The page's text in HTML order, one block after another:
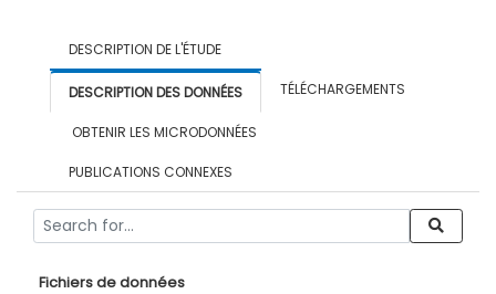
DESCRIPTION DE L'ÉTUDE
DESCRIPTION DES DONNÉES TÉLÉCHARGEMENTS
OBTENIR LES MICRODONNÉES
PUBLICATIONS CONNEXES
Fichiers de données